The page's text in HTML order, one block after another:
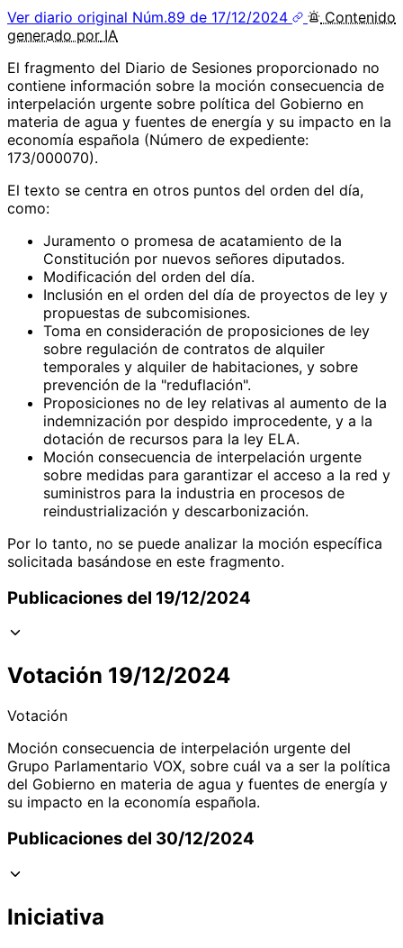
Ver diario original Núm.89 de 17/12/2024
Contenido
generado por IA
El fragmento del Diario de Sesiones proporcionado no
contiene información sobre la moción consecuencia de
interpelación urgente sobre política del Gobierno en
materia de agua y fuentes de energía y su impacto en la
economía española (Número de expediente:
173/000070).
El texto se centra en otros puntos del orden del día,
como:
Juramento o promesa de acatamiento de la
Constitución por nuevos señores diputados.
Modificación del orden del día.
Inclusión en el orden del día de proyectos de ley y
propuestas de subcomisiones.
Toma en consideración de proposiciones de ley
sobre regulación de contratos de alquiler
temporales y alquiler de habitaciones, y sobre
prevención de la "reduflación".
Proposiciones no de ley relativas al aumento de la
indemnización por despido improcedente, y a la
dotación de recursos para la ley ELA.
Moción consecuencia de interpelación urgente
sobre medidas para garantizar el acceso a la red y
suministros para la industria en procesos de
reindustrialización y descarbonización.
Por lo tanto, no se puede analizar la moción específica
solicitada basándose en este fragmento.
Publicaciones del 19/12/2024
Votación 19/12/2024
Votación
Moción consecuencia de interpelación urgente del
Grupo Parlamentario VOX, sobre cuál va a ser la política
del Gobierno en materia de agua y fuentes de energía y
su impacto en la economía española.
Publicaciones del 30/12/2024
Iniciativa